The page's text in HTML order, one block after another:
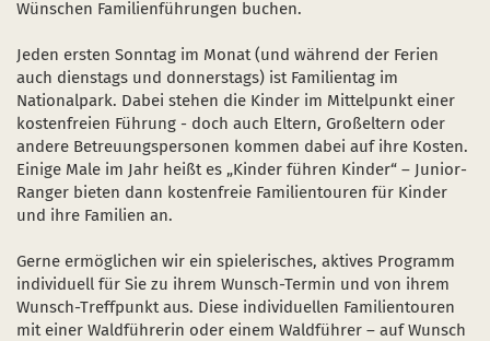
Forschung im Nationalpark
Naturentwicklung
Absterbende Fichten machen Platz für heimische
Der Wolf kehrt zurück
Wildnis-Trail
Kinder, Jugendliche und Familien
Schulen und Kitas
Barrierefrei unterwegs
Sternenpark
Start- und Treffpunkte
Nationalpark-Schulen
Nationalpark-Kitas
Fan-Artikel zum Nationalpark
Bücher und Karten
Kurzfilme
Afrikanische Schweinepest
FAQ
einem neuen Fenster)
sich in einem neuen Fenster)
sich in einem neuen Fenster)
Wünschen Familienführungen buchen.
Jeden ersten Sonntag im Monat (und während der Ferien
auch dienstags und donnerstags) ist Familientag im
Nationalpark. Dabei stehen die Kinder im Mittelpunkt einer
kostenfreien Führung - doch auch Eltern, Großeltern oder
andere Betreuungspersonen kommen dabei auf ihre Kosten.
Einige Male im Jahr heißt es „Kinder führen Kinder“ – Junior-
Ranger bieten dann kostenfreie Familientouren für Kinder
und ihre Familien an.
Gerne ermöglichen wir ein spielerisches, aktives Programm
individuell für Sie zu ihrem Wunsch-Termin und von ihrem
Wunsch-Treffpunkt aus. Diese individuellen Familientouren
mit einer Waldführerin oder einem Waldführer – auf Wunsch